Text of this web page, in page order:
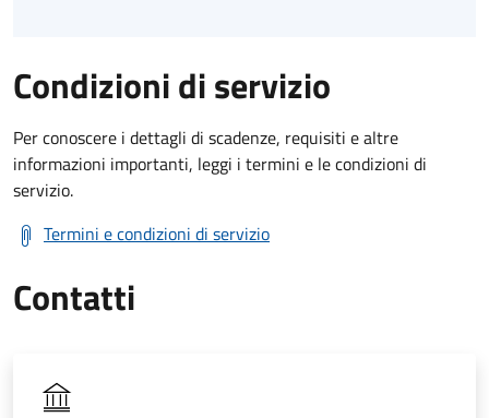
Condizioni di servizio
Per conoscere i dettagli di scadenze, requisiti e altre
informazioni importanti, leggi i termini e le condizioni di
servizio.
Termini e condizioni di servizio
Contatti